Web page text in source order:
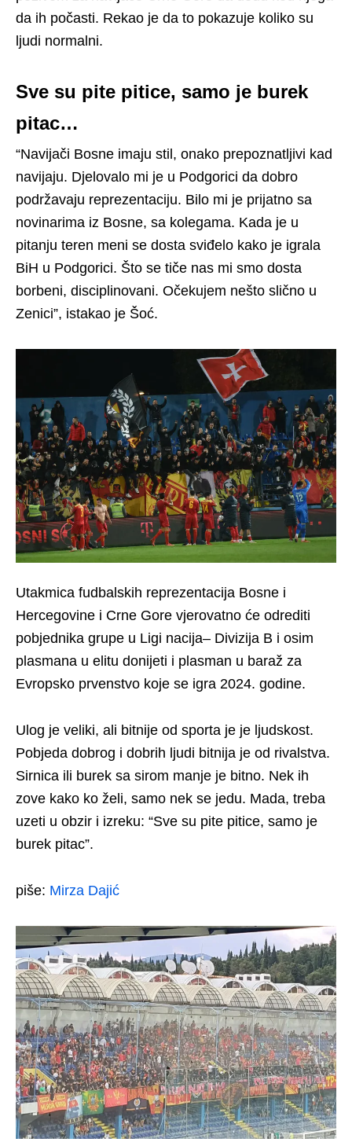
da ih počasti. Rekao je da to pokazuje koliko su
ljudi normalni.
Sve su pite pitice, samo je burek
pitac…
“Navijači Bosne imaju stil, onako prepoznatljivi kad
navijaju. Djelovalo mi je u Podgorici da dobro
podržavaju reprezentaciju. Bilo mi je prijatno sa
novinarima iz Bosne, sa kolegama. Kada je u
pitanju teren meni se dosta sviđelo kako je igrala
BiH u Podgorici. Što se tiče nas mi smo dosta
borbeni, disciplinovani. Očekujem nešto slično u
Zenici”, istakao je Šoć.
Utakmica fudbalskih reprezentacija Bosne i
Hercegovine i Crne Gore vjerovatno će odrediti
pobjednika grupe u Ligi nacija– Divizija B i osim
plasmana u elitu donijeti i plasman u baraž za
Evropsko prvenstvo koje se igra 2024. godine.
Ulog je veliki, ali bitnije od sporta je je ljudskost.
Pobjeda dobrog i dobrih ljudi bitnija je od rivalstva.
Sirnica ili burek sa sirom manje je bitno. Nek ih
zove kako ko želi, samo nek se jedu. Mada, treba
uzeti u obzir i izreku: “Sve su pite pitice, samo je
burek pitac”.
piše: Mirza Dajić